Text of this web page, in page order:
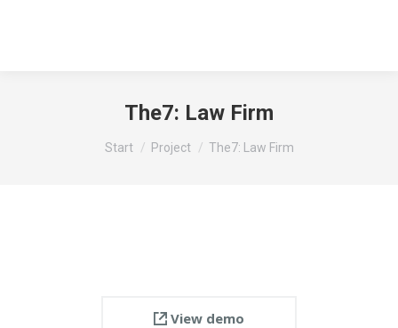
The7: Law Firm
Sie befinden sich hier:
Start Project The7: Law Firm
View demo